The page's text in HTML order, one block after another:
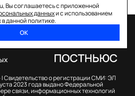
Вы соглашаетесь с приложенной
данныхи с использованием
данной политике.
ОК
Свидетельство о регистрации СМИ: ЭЛ
2023 года выдано Федеральной
связи, информационных технологий